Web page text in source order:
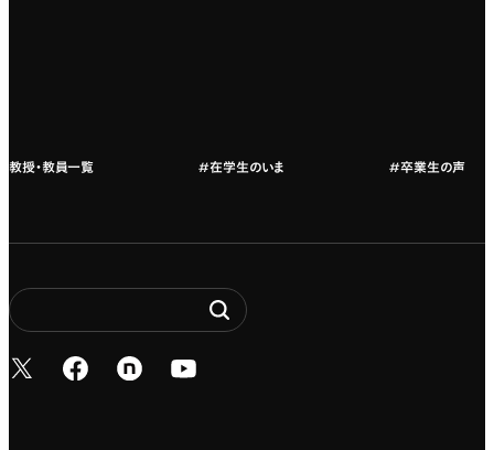
教授・教員一覧 #在学生のいま #卒業生の声